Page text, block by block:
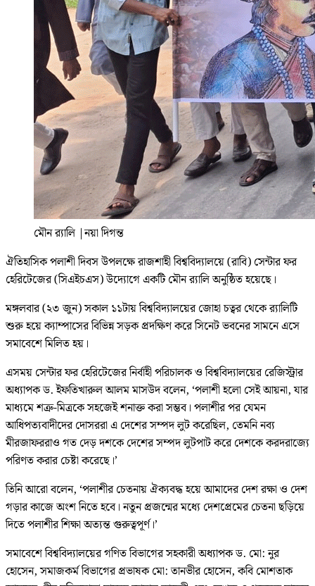
মৌন র‍্যালি |নয়া দিগন্ত
ঐতিহাসিক পলাশী দিবস উপলক্ষে রাজশাহী বিশ্ববিদ্যালয়ে (রাবি) সেন্টার ফর
হেরিটেজের (সিএইচএস) উদ্যোগে একটি মৌন র‍্যালি অনুষ্ঠিত হয়েছে।
মঙ্গলবার (২৩ জুন) সকাল ১১টায় বিশ্ববিদ্যালয়ের জোহা চত্বর থেকে র‍্যালিটি
শুরু হয়ে ক্যাম্পাসের বিভিন্ন সড়ক প্রদক্ষিণ করে সিনেট ভবনের সামনে এসে
সমাবেশে মিলিত হয়।
এসময় সেন্টার ফর হেরিটেজের নির্বাহী পরিচালক ও বিশ্ববিদ্যালয়ের রেজিস্ট্রার
অধ্যাপক ড. ইফতিখারুল আলম মাসউদ বলেন, ‘পলাশী হলো সেই আয়না, যার
মাধ্যমে শত্রু-মিত্রকে সহজেই শনাক্ত করা সম্ভব। পলাশীর পর যেমন
আধিপত্যবাদীদের দোসররা এ দেশের সম্পদ লুট করেছিল, তেমনি নব্য
মীরজাফররাও গত দেড় দশকে দেশের সম্পদ লুটপাট করে দেশকে করদরাজ্যে
পরিণত করার চেষ্টা করেছে।’
তিনি আরো বলেন, ‘পলাশীর চেতনায় ঐক্যবদ্ধ হয়ে আমাদের দেশ রক্ষা ও দেশ
গড়ার কাজে অংশ নিতে হবে। নতুন প্রজন্মের মধ্যে দেশপ্রেমের চেতনা ছড়িয়ে
দিতে পলাশীর শিক্ষা অত্যন্ত গুরুত্বপূর্ণ।’
সমাবেশে বিশ্ববিদ্যালয়ের গণিত বিভাগের সহকারী অধ্যাপক ড. মো: নুর
হোসেন, সমাজকর্ম বিভাগের প্রভাষক মো: তানভীর হোসেন, কবি মোশতাক